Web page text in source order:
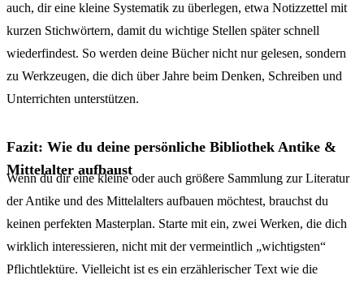
auch, dir eine kleine Systematik zu überlegen, etwa Notizzettel mit
kurzen Stichwörtern, damit du wichtige Stellen später schnell
wiederfindest. So werden deine Bücher nicht nur gelesen, sondern
zu Werkzeugen, die dich über Jahre beim Denken, Schreiben und
Unterrichten unterstützen.
Fazit: Wie du deine persönliche Bibliothek Antike &
Mittelalter aufbaust
Wenn du dir eine kleine oder auch größere Sammlung zur Literatur
der Antike und des Mittelalters aufbauen möchtest, brauchst du
keinen perfekten Masterplan. Starte mit ein, zwei Werken, die dich
wirklich interessieren, nicht mit der vermeintlich „wichtigsten“
Pflichtlektüre. Vielleicht ist es ein erzählerischer Text wie die